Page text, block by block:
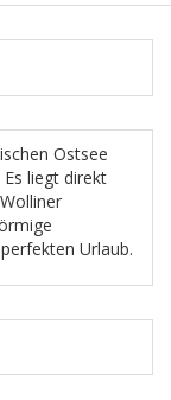
Ostsee
liegt direkt
Urlaub.